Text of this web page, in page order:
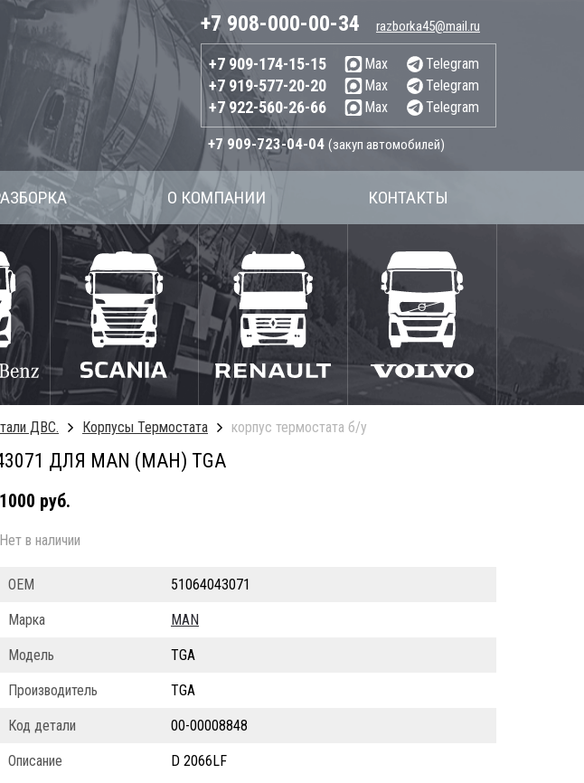
+7 908-000-00-34 razborka45@mail.ru
+7 909-174-15-15 Max Telegram
+7 919-577-20-20 Max Telegram
+7 922-560-26-66 Max Telegram
+7 909-723-04-04 (закуп автомобилей)
О КОМПАНИИ КОНТАКТЫ
ДВС. Корпусы Термостата корпус термостата б/у
ДЛЯ MAN (МАН) TGA
1000 руб.
Нет в наличии
ОЕМ 51064043071
Марка MAN
Модель TGA
Производитель TGA
Код детали 00-00008848
Описание D 2066LF